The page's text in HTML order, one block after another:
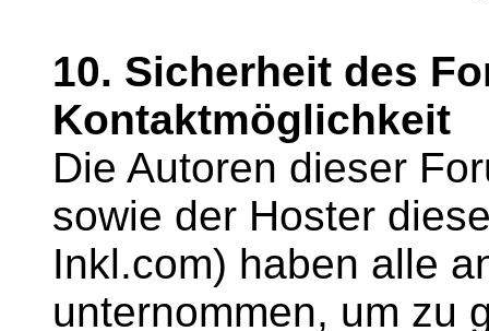
10. Sicherheit des
Kontaktmöglichkeit
Die Autoren dieser
sowie der Hoster
Inkl.com) haben alle
unternommen, um zu